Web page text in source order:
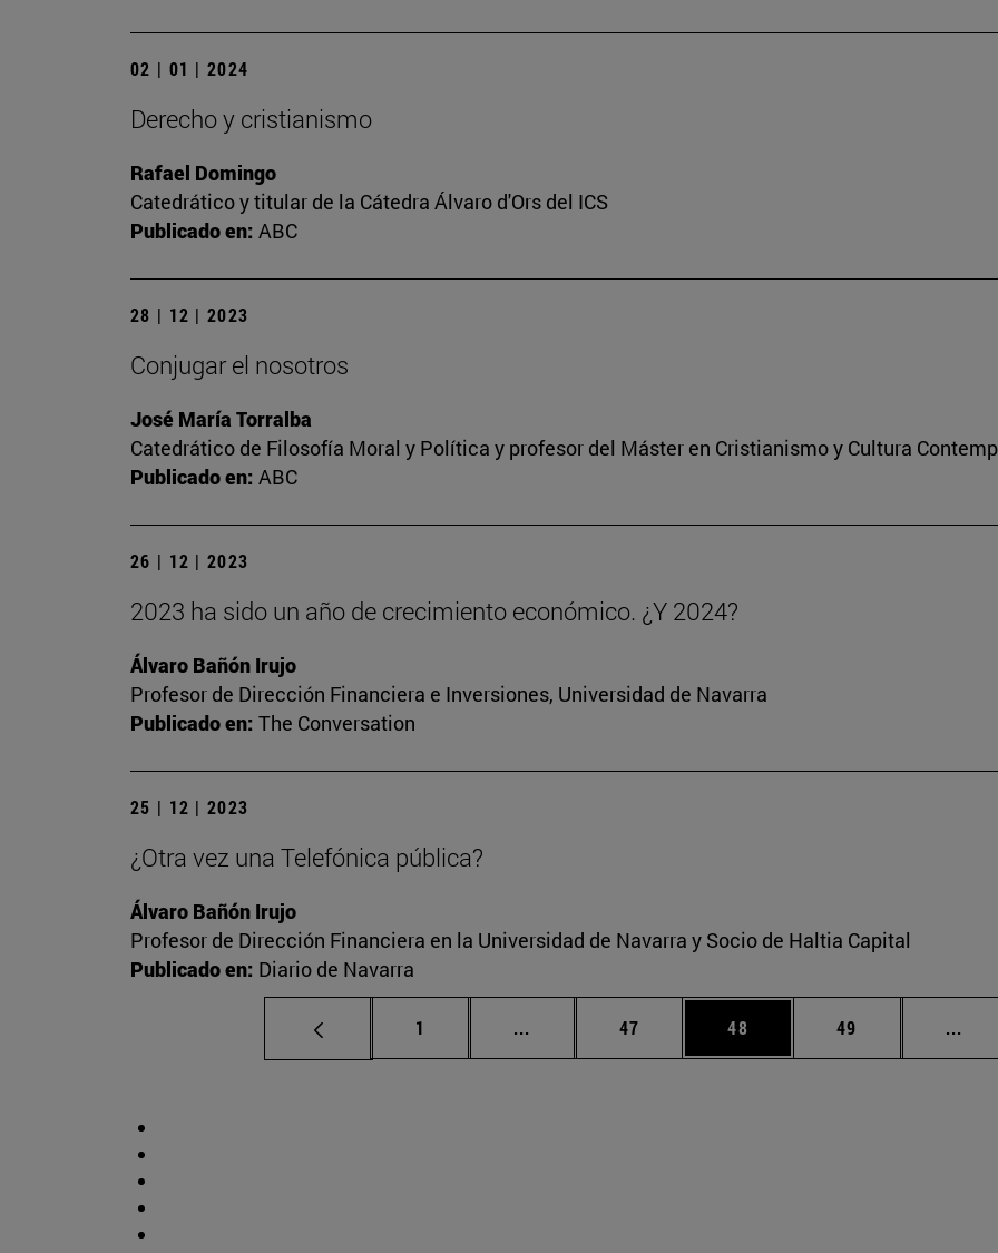
02 | 01 | 2024
Derecho y cristianismo
Rafael Domingo
Catedrático y titular de la Cátedra Álvaro d'Ors del ICS
Publicado en: ABC
28 | 12 | 2023
Conjugar el nosotros
José María Torralba
Catedrático de Filosofía Moral y Política y profesor del Máster en Cristianismo y Cultura
Publicado en: ABC
26 | 12 | 2023
2023 ha sido un año de crecimiento económico. ¿Y 2024?
Álvaro Bañón Irujo
Profesor de Dirección Financiera e Inversiones, Universidad de Navarra
Publicado en: The Conversation
25 | 12 | 2023
¿Otra vez una Telefónica pública?
Álvaro Bañón Irujo
Profesor de Dirección Financiera en la Universidad de Navarra y Socio de Haltia Capital
Publicado en: Diario de Navarra
Página
1 ... Páginas intermedias Use TAB para desplazarse.
Página
47 Página
48 Página
49 ...